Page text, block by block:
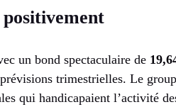
un bond spectaculaire de
trimestrielles. Le
qui handicapaient l’activité